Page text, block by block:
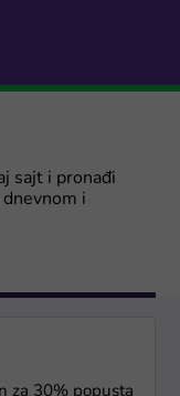
sajt i pronađi
i
za 30% popusta